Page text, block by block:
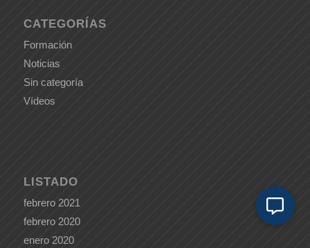
CATEGORÍAS
Formación
Noticias
Sin categoría
Vídeos
LISTADO
febrero 2021
febrero 2020
enero 2020